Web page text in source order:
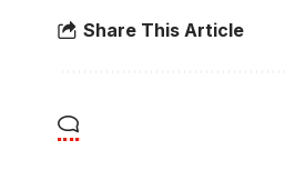
Share This Article